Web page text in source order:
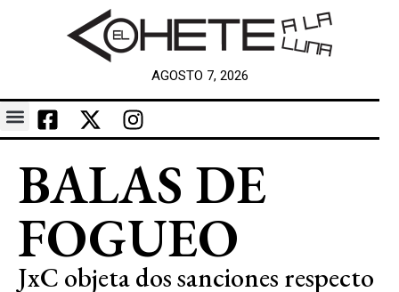
AGOSTO 7, 2026
BALAS DE
FOGUEO
JxC objeta dos sanciones respecto